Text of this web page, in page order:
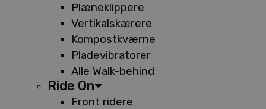
Plæneklippere
Vertikalskærere
Kompostkværne
Pladevibratorer
Alle Walk-behind
Ride On
Front ridere